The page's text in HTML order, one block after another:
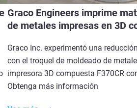
Graco Engineers imprime
de metales impresas en 3D
Graco Inc. experimentó una
con el troquel de moldeado de
impresora 3D compuesta F370CR
Obtenga más información